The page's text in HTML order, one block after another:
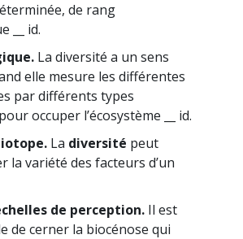
de rang
__ id.
La diversité a un sens
elle mesure les différentes
par différents types
occuper l’écosystème __ id.
La diversité peut
la variété des facteurs d’un
de perception. Il est
de cerner la biocénose qui